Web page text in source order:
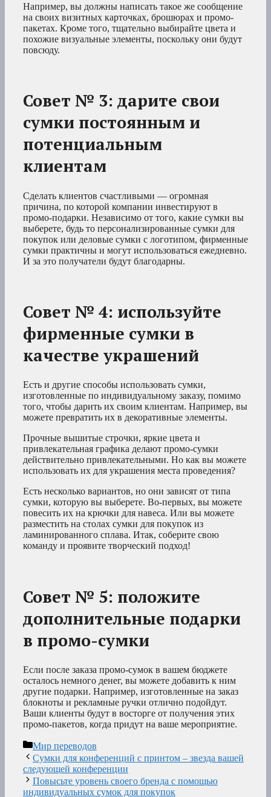
Например, вы должны написать такое же сообщение
на своих визитных карточках, брошюрах и промо-
пакетах. Кроме того, тщательно выбирайте цвета и
похожие визуальные элементы, поскольку они будут
повсюду.
Совет № 3: дарите свои
сумки постоянным и
потенциальным
клиентам
Сделать клиентов счастливыми — огромная
причина, по которой компании инвестируют в
промо-подарки. Независимо от того, какие сумки вы
выберете, будь то персонализированные сумки для
покупок или деловые сумки с логотипом, фирменные
сумки практичны и могут использоваться ежедневно.
И за это получатели будут благодарны.
Совет № 4: используйте
фирменные сумки в
качестве украшений
Есть и другие способы использовать сумки,
изготовленные по индивидуальному заказу, помимо
того, чтобы дарить их своим клиентам. Например, вы
можете превратить их в декоративные элементы.
Прочные вышитые строчки, яркие цвета и
привлекательная графика делают промо-сумки
действительно привлекательными. Но как вы можете
использовать их для украшения места проведения?
Есть несколько вариантов, но они зависят от типа
сумки, которую вы выберете. Во-первых, вы можете
повесить их на крючки для навеса. Или вы можете
разместить на столах сумки для покупок из
ламинированного сплава. Итак, соберите свою
команду и проявите творческий подход!
Совет № 5: положите
дополнительные подарки
в промо-сумки
Если после заказа промо-сумок в вашем бюджете
осталось немного денег, вы можете добавить к ним
другие подарки. Например, изготовленные на заказ
блокноты и рекламные ручки отлично подойдут.
Ваши клиенты будут в восторге от получения этих
промо-пакетов, когда придут на ваше мероприятие.
Рубрики
Мир переводов
Сумки для конференций с принтом – звезда вашей
следующей конференции
Повысьте уровень своего бренда с помощью
индивидуальных сумок для покупок